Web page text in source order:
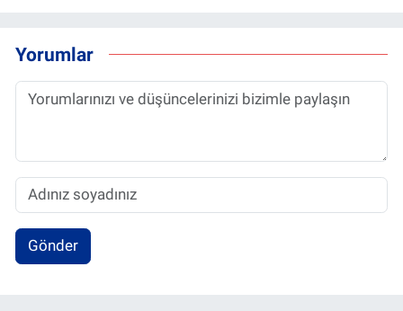
Yorumlar
Gönder